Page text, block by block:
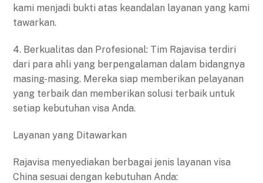
kami menjadi bukti atas keandalan layanan yang kami
tawarkan.
4. Berkualitas dan Profesional: Tim Rajavisa terdiri
dari para ahli yang berpengalaman dalam bidangnya
masing-masing. Mereka siap memberikan pelayanan
yang terbaik dan memberikan solusi terbaik untuk
setiap kebutuhan visa Anda.
Layanan yang Ditawarkan
Rajavisa menyediakan berbagai jenis layanan visa
China sesuai dengan kebutuhan Anda: